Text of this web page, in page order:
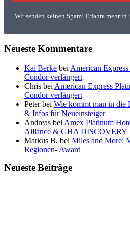
Wir senden keinen Spam! Erfahre mehr in
Neueste Kommentare
Kai Berke bei American
Condor verlängert
Chris bei American Express
Condor verlängert
Peterbei Wie kommt man in
& Infos für Neueinsteiger
Andreas bei Amex Platinum
Alliance & GHA DISCOVERY
Markus B. bei Miles and More:
Regionen- Award
Neueste Beiträge